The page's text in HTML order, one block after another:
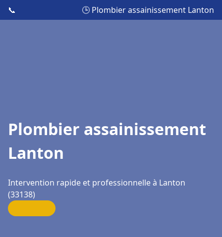
📞 🕒 Plombier assainissement Lanton
Plombier assainissement
Lanton
Intervention rapide et professionnelle à Lanton
(33138)